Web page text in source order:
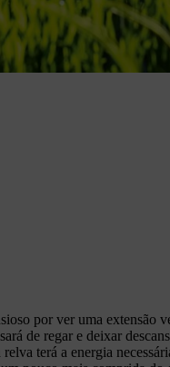
por ver uma
de regar e deixar
terá a energia